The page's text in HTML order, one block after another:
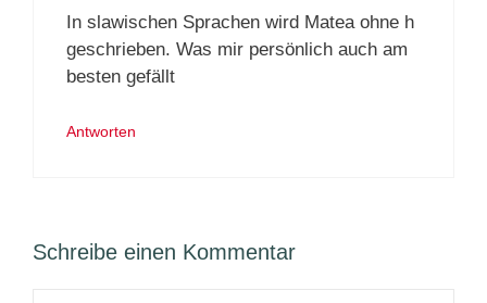
In slawischen Sprachen wird Matea ohne h
geschrieben. Was mir persönlich auch am
besten gefällt
Antworten
Schreibe einen Kommentar